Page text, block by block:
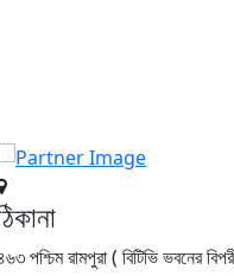
পশ্চিম রামপুরা ( বিটিভি ভবনের